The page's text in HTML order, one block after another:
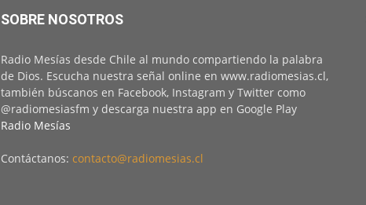
SOBRE NOSOTROS
Radio Mesías desde Chile al mundo compartiendo la palabra
de Dios. Escucha nuestra señal online en www.radiomesias.cl,
también búscanos en Facebook, Instagram y Twitter como
@radiomesiasfm y descarga nuestra app en Google Play
Radio Mesías
Contáctanos: contacto@radiomesias.cl